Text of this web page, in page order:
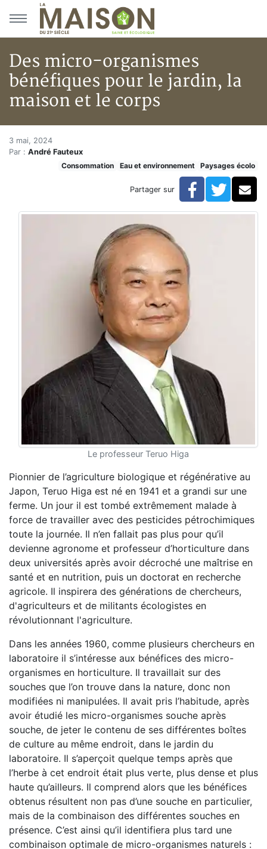
Aller au menu principal
Aller au contenu principal
Des micro-organismes
bénéfiques pour le jardin, la
maison et le corps
Accueil
Articles
Eau et environnement
Des micro-organismes bénéfiques pour le jardin, la
Des micro-organismes
3 mai, 2024
Par : André Fauteux
Consommation
Eau et environnement Paysages écolo
Partager sur Facebook
Le professeur Teruo Higa
Pionnier de l’agriculture biologique et régénérative au
Japon, Teruo Higa est né en 1941 et a grandi sur une
ferme. Un jour il est tombé extrêmement malade à
force de travailler avec des pesticides pétrochimiques
toute la journée. Il n’en fallait pas plus pour qu’il
devienne agronome et professeur d’horticulture dans
deux universités après avoir décroché une maîtrise en
santé et en nutrition, puis un doctorat en recherche
agricole. Il inspirera des générations de chercheurs,
d'agriculteurs et de militants écologistes en
révolutionnant l'agriculture.
Dans les années 1960, comme plusieurs chercheurs en
laboratoire il s’intéresse aux bénéfices des micro-
organismes en horticulture. Il travaillait sur des
souches que l’on trouve dans la nature, donc non
modifiées ni manipulées. Il avait pris l’habitude, après
avoir étudié les micro-organismes souche après
souche, de jeter le contenu de ses différentes boîtes
de culture au même endroit, dans le jardin du
laboratoire. Il s’aperçoit quelque temps après que
l’herbe à cet endroit était plus verte, plus dense et plus
haute qu’ailleurs. Il comprend alors que les bénéfices
obtenus résultent non pas d’une souche en particulier,
mais de la combinaison des différentes souches en
présence. C’est ainsi qu’il identifiera plus tard une
combinaison optimale de micro-organismes naturels :